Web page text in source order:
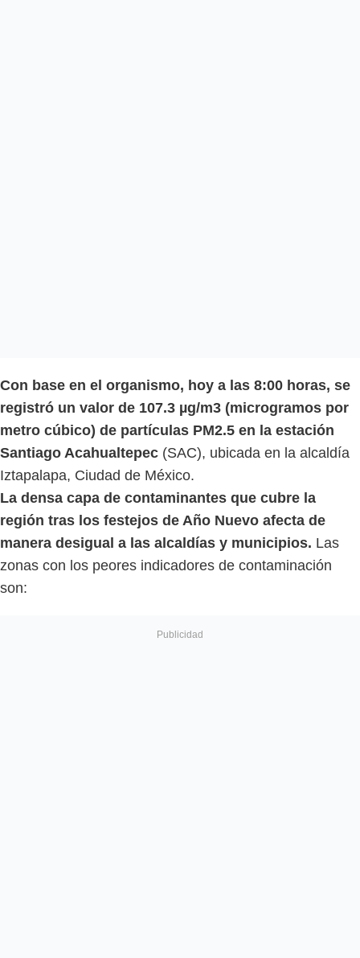
Con base en el organismo, hoy a las 8:00 horas, se
registró un valor de 107.3 µg/m3 (microgramos por
metro cúbico) de partículas PM2.5 en la estación
Santiago Acahualtepec (SAC), ubicada en la alcaldía
Iztapalapa, Ciudad de México.
La densa capa de contaminantes que cubre la
región tras los festejos de Año Nuevo afecta de
manera desigual a las alcaldías y municipios. Las
zonas con los peores indicadores de contaminación
son: